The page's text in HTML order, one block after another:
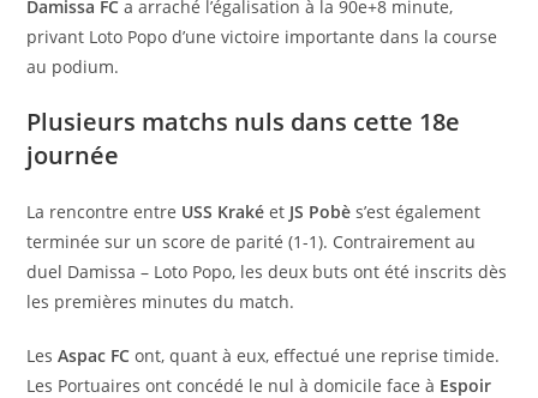
Damissa FC a arraché l’égalisation à la 90e+8 minute,
privant Loto Popo d’une victoire importante dans la course
au podium.
Plusieurs matchs nuls dans cette 18e
journée
La rencontre entre USS Kraké et JS Pobè s’est également
terminée sur un score de parité (1-1). Contrairement au
duel Damissa – Loto Popo, les deux buts ont été inscrits dès
les premières minutes du match.
LesAspac FC ont, quant à eux, effectué une reprise timide.
Les Portuaires ont concédé le nul à domicile face à Espoir